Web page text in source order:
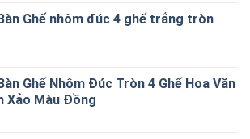
Ghế nhôm đúc 4 ghế trắng tròn
Ghế Nhôm Đúc Tròn 4 Ghế Hoa Văn
Xảo Màu Đồng